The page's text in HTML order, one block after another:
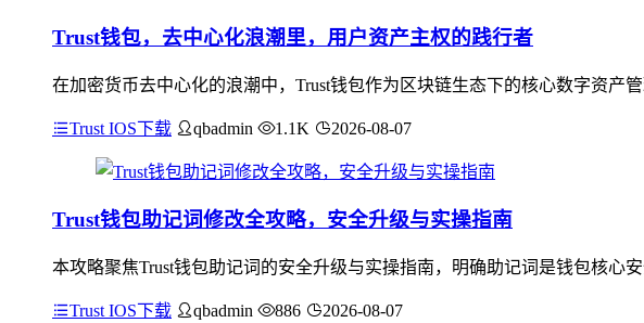
Trust钱包，去中心化浪潮里，用户资产主权的践行者
在加密货币去中心化的浪潮中，Trust钱包作为区块链生态下的核心数字资
Trust IOS下载 qbadmin 1.1K 2026-08-07
Trust钱包助记词修改全攻略，安全升级与实操指南
本攻略聚焦Trust钱包助记词的安全升级与实操指南，明确助记词是钱包核
Trust IOS下载 qbadmin 886 2026-08-07